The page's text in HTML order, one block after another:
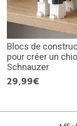
Blocs de
pour créer un
Schnauzer
29,99€